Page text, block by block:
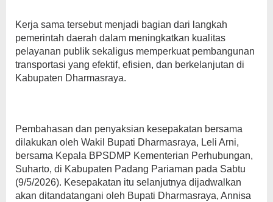
Kerja sama tersebut menjadi bagian dari langkah
pemerintah daerah dalam meningkatkan kualitas
pelayanan publik sekaligus memperkuat pembangunan
transportasi yang efektif, efisien, dan berkelanjutan di
Kabupaten Dharmasraya.
Pembahasan dan penyaksian kesepakatan bersama
dilakukan oleh Wakil Bupati Dharmasraya, Leli Arni,
bersama Kepala BPSDMP Kementerian Perhubungan,
Suharto, di Kabupaten Padang Pariaman pada Sabtu
(9/5/2026). Kesepakatan itu selanjutnya dijadwalkan
akan ditandatangani oleh Bupati Dharmasraya, Annisa